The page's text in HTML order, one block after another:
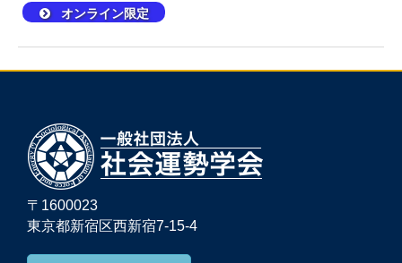
オンライン限定
〒1600023
東京都新宿区西新宿7-15-4